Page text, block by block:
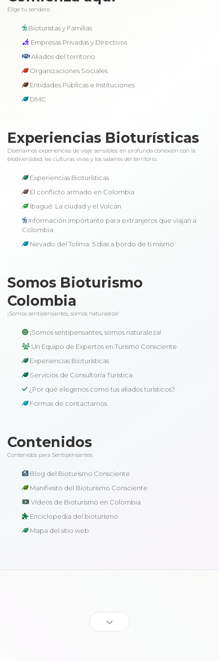
Elige tu sendero
Bioturistas y Familias
Empresas Privadas y Directivos
Aliados del territorio
Organizaciones Sociales
Entidades Públicas e Instituciones
DMC
Experiencias Bioturísticas
Diseñamos experiencias de viaje sensibles: en profunda conexión con la
biodiversidad, las culturas vivas y los saberes del territorio.
Experiencias Bioturísticas
El conflicto armado en Colombia
Ibagué: La ciudad y el Volcán
Información importante para extranjeros que viajan a
Colombia
Nevado del Tolima: 5 días a bordo de ti mismo
Somos Bioturismo
Colombia
¡Somos sentipensantes, somos naturaleza!
¡Somos sentipensantes, somos naturaleza!
Un Equipo de Expertos en Turismo Consciente
Experiencias Bioturísticas
Servicios de Consultoría Turística
¿Por qué elegirnos como tus aliados turísticos?
Formas de contactarnos
Contenidos
Contenidos para Sentipensantes
Blog del Bioturismo Consciente
Manifiesto del Bioturismo Consciente
Videos de Bioturismo en Colombia
Enciclopedia del bioturismo
Mapa del sitio web